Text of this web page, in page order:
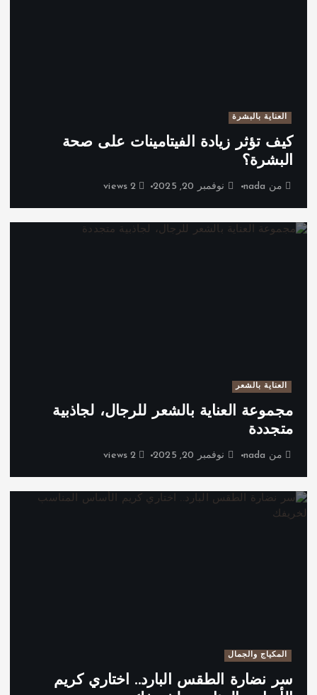
العناية بالبشرة
كيف تؤثر زيادة الفيتامينات على صحة
البشرة؟
من nada نوفمبر 20, 2025
العناية بالشعر
مجموعة العناية بالشعر للرجال، لجاذبية
متجددة
من nada نوفمبر 20, 2025
المكياج والجمال
سر نضارة الطقس البارد.. اختاري كريم